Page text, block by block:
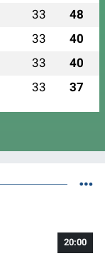
33 48
33 40
33 40
33 37
20:00